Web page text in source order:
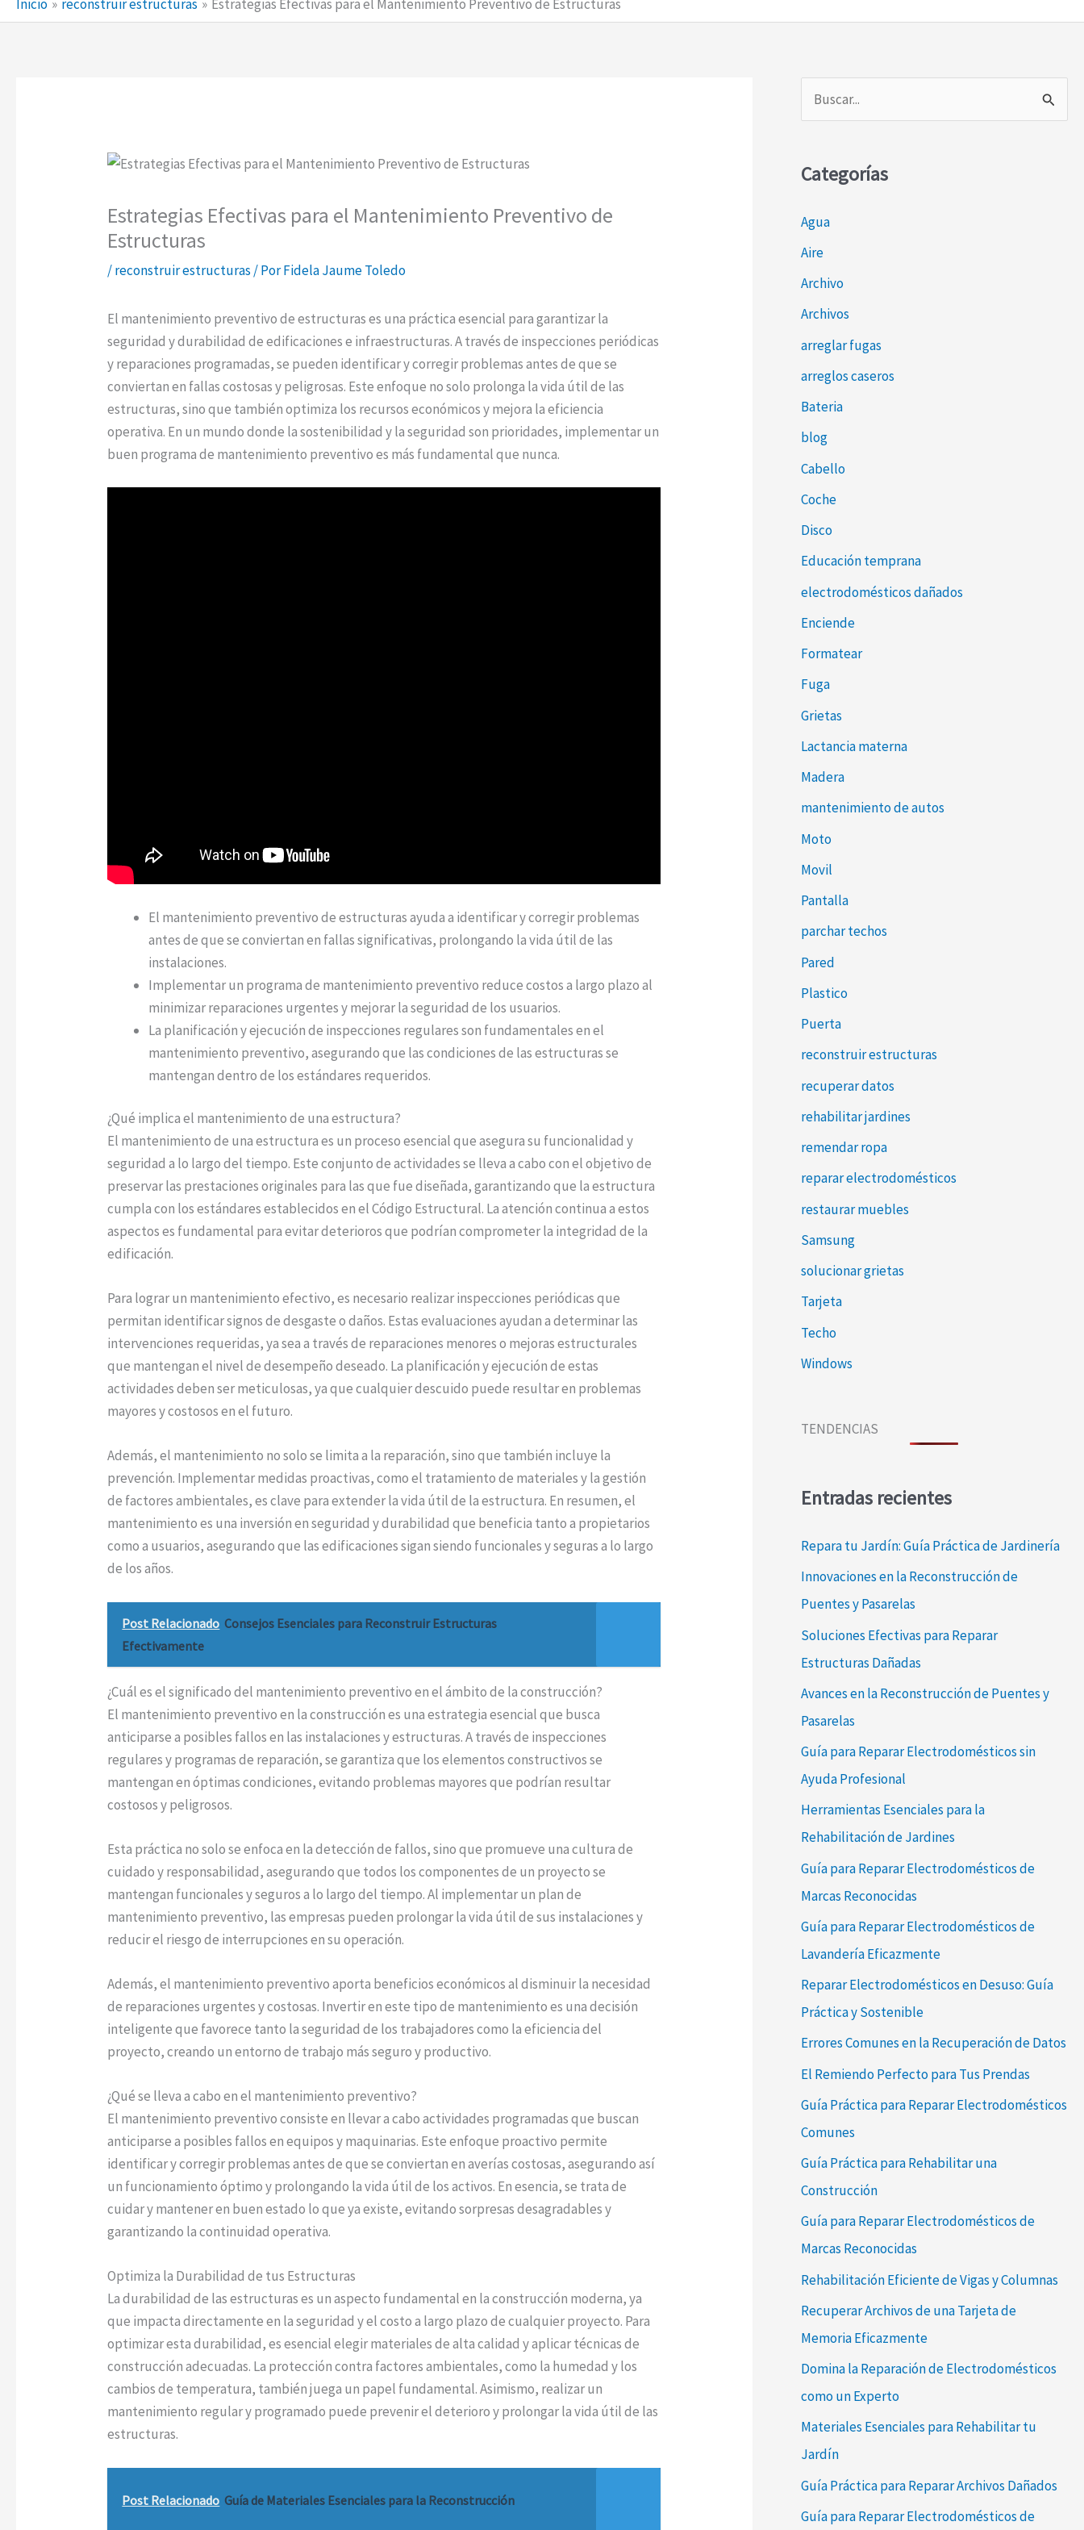
Inicio reconstruir estructuras Estrategias Efectivas para el Mantenimiento Preventivo de Estructuras
Estrategias Efectivas para el Mantenimiento Preventivo de
Estructuras
/reconstruir estructuras / PorFidela Jaume Toledo
El mantenimiento preventivo de estructuras es una práctica esencial para garantizar la
seguridad y durabilidad de edificaciones e infraestructuras. A través de inspecciones periódicas
y reparaciones programadas, se pueden identificar y corregir problemas antes de que se
conviertan en fallas costosas y peligrosas. Este enfoque no solo prolonga la vida útil de las
estructuras, sino que también optimiza los recursos económicos y mejora la eficiencia
operativa. En un mundo donde la sostenibilidad y la seguridad son prioridades, implementar un
buen programa de mantenimiento preventivo es más fundamental que nunca.
El mantenimiento preventivo de estructuras ayuda a identificar y corregir problemas
antes de que se conviertan en fallas significativas, prolongando la vida útil de las
instalaciones.
Implementar un programa de mantenimiento preventivo reduce costos a largo plazo al
minimizar reparaciones urgentes y mejorar la seguridad de los usuarios.
La planificación y ejecución de inspecciones regulares son fundamentales en el
mantenimiento preventivo, asegurando que las condiciones de las estructuras se
mantengan dentro de los estándares requeridos.
¿Qué implica el mantenimiento de una estructura?
El mantenimiento de una estructura es un proceso esencial que asegura su funcionalidad y
seguridad a lo largo del tiempo. Este conjunto de actividades se lleva a cabo con el objetivo de
preservar las prestaciones originales para las que fue diseñada, garantizando que la estructura
cumpla con los estándares establecidos en el Código Estructural. La atención continua a estos
aspectos es fundamental para evitar deterioros que podrían comprometer la integridad de la
edificación.
Para lograr un mantenimiento efectivo, es necesario realizar inspecciones periódicas que
permitan identificar signos de desgaste o daños. Estas evaluaciones ayudan a determinar las
intervenciones requeridas, ya sea a través de reparaciones menores o mejoras estructurales
que mantengan el nivel de desempeño deseado. La planificación y ejecución de estas
actividades deben ser meticulosas, ya que cualquier descuido puede resultar en problemas
mayores y costosos en el futuro.
Además, el mantenimiento no solo se limita a la reparación, sino que también incluye la
prevención. Implementar medidas proactivas, como el tratamiento de materiales y la gestión
de factores ambientales, es clave para extender la vida útil de la estructura. En resumen, el
mantenimiento es una inversión en seguridad y durabilidad que beneficia tanto a propietarios
como a usuarios, asegurando que las edificaciones sigan siendo funcionales y seguras a lo largo
de los años.
Post Relacionado Consejos Esenciales para Reconstruir Estructuras
Efectivamente
¿Cuál es el significado del mantenimiento preventivo en el ámbito de la construcción?
El mantenimiento preventivo en la construcción es una estrategia esencial que busca
anticiparse a posibles fallos en las instalaciones y estructuras. A través de inspecciones
regulares y programas de reparación, se garantiza que los elementos constructivos se
mantengan en óptimas condiciones, evitando problemas mayores que podrían resultar
costosos y peligrosos.
Esta práctica no solo se enfoca en la detección de fallos, sino que promueve una cultura de
cuidado y responsabilidad, asegurando que todos los componentes de un proyecto se
mantengan funcionales y seguros a lo largo del tiempo. Al implementar un plan de
mantenimiento preventivo, las empresas pueden prolongar la vida útil de sus instalaciones y
reducir el riesgo de interrupciones en su operación.
Además, el mantenimiento preventivo aporta beneficios económicos al disminuir la necesidad
de reparaciones urgentes y costosas. Invertir en este tipo de mantenimiento es una decisión
inteligente que favorece tanto la seguridad de los trabajadores como la eficiencia del
proyecto, creando un entorno de trabajo más seguro y productivo.
¿Qué se lleva a cabo en el mantenimiento preventivo?
El mantenimiento preventivo consiste en llevar a cabo actividades programadas que buscan
anticiparse a posibles fallos en equipos y maquinarias. Este enfoque proactivo permite
identificar y corregir problemas antes de que se conviertan en averías costosas, asegurando así
un funcionamiento óptimo y prolongando la vida útil de los activos. En esencia, se trata de
cuidar y mantener en buen estado lo que ya existe, evitando sorpresas desagradables y
garantizando la continuidad operativa.
Optimiza la Durabilidad de tus Estructuras
La durabilidad de las estructuras es un aspecto fundamental en la construcción moderna, ya
que impacta directamente en la seguridad y el costo a largo plazo de cualquier proyecto. Para
optimizar esta durabilidad, es esencial elegir materiales de alta calidad y aplicar técnicas de
construcción adecuadas. La protección contra factores ambientales, como la humedad y los
cambios de temperatura, también juega un papel fundamental. Asimismo, realizar un
mantenimiento regular y programado puede prevenir el deterioro y prolongar la vida útil de las
estructuras.
Post Relacionado Guía de Materiales Esenciales para la Reconstrucción
u
c
r
p
o
r
Categorías
Agua
Aire
Archivo
Archivos
arreglar fugas
arreglos caseros
Bateria
blog
Cabello
Coche
Disco
Educación temprana
electrodomésticos dañados
Enciende
Formatear
Fuga
Grietas
Lactancia materna
Madera
mantenimiento de autos
Moto
Movil
Pantalla
parchar techos
Pared
Plastico
Puerta
reconstruir estructuras
recuperar datos
rehabilitar jardines
remendar ropa
reparar electrodomésticos
restaurar muebles
Samsung
solucionar grietas
Tarjeta
Techo
Windows
TENDENCIAS
Entradas recientes
Repara tu Jardín: Guía Práctica de Jardinería
Innovaciones en la Reconstrucción de
Puentes y Pasarelas
Soluciones Efectivas para Reparar
Estructuras Dañadas
Avances en la Reconstrucción de Puentes y
Pasarelas
Guía para Reparar Electrodomésticos sin
Ayuda Profesional
Herramientas Esenciales para la
Rehabilitación de Jardines
Guía para Reparar Electrodomésticos de
Marcas Reconocidas
Guía para Reparar Electrodomésticos de
Lavandería Eficazmente
Reparar Electrodomésticos en Desuso: Guía
Práctica y Sostenible
Errores Comunes en la Recuperación de Datos
El Remiendo Perfecto para Tus Prendas
Guía Práctica para Reparar Electrodomésticos
Comunes
Guía Práctica para Rehabilitar una
Construcción
Guía para Reparar Electrodomésticos de
Marcas Reconocidas
Rehabilitación Eficiente de Vigas y Columnas
Recuperar Archivos de una Tarjeta de
Memoria Eficazmente
Domina la Reparación de Electrodomésticos
como un Experto
Materiales Esenciales para Rehabilitar tu
Jardín
Guía Práctica para Reparar Archivos Dañados
Guía para Reparar Electrodomésticos de